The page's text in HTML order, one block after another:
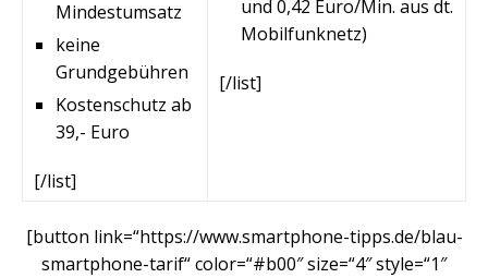
Mindestumsatz
keine
Grundgebühren
Kostenschutz ab
39,- Euro
[/list]
und 0,42 Euro/Min. aus dt.
Mobilfunknetz)
[/list]
[button link=“https://www.smartphone-tipps.de/blau-
smartphone-tarif“ color=“#b00″ size=“4″ style=“1″